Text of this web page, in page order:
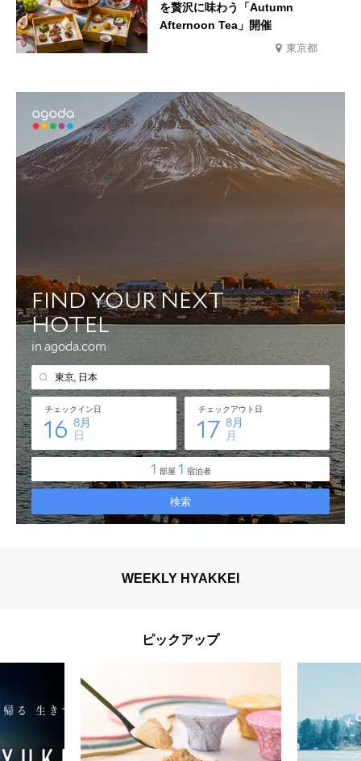
を贅沢に味わう「Autumn
Afternoon Tea」開催
東京都
WEEKLY HYAKKEI
ピックアップ